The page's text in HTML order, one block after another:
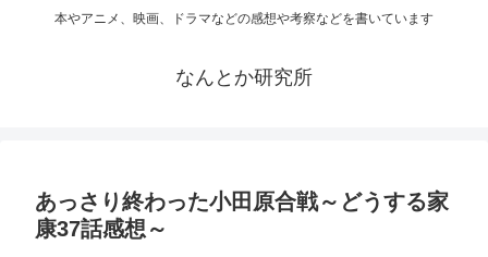
本やアニメ、映画、ドラマなどの感想や考察などを書いています
なんとか研究所
あっさり終わった小田原合戦～どうする家
康37話感想～